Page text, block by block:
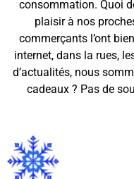
consommation. Quoi
plaisir à nos
commerçants l’ont
internet, dans la rues,
d’actualités, nous
cadeaux ? Pas de